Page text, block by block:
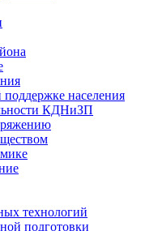
населения
КДНиЗП
технологий
подготовки